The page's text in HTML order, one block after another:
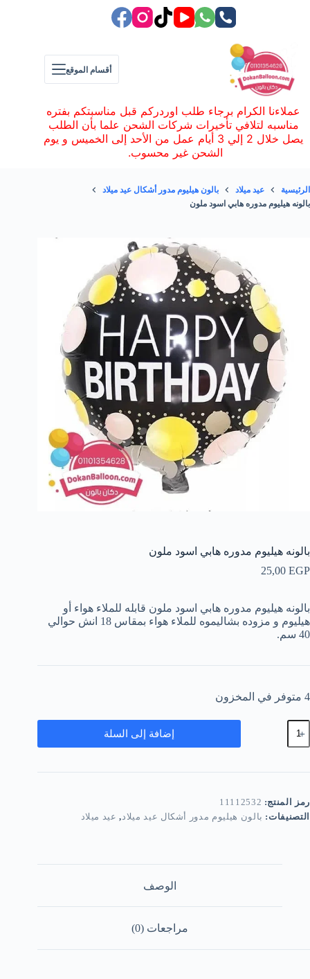
أقسام الموقع
عملاءنا الكرام برجاء طلب اوردركم قبل مناسبتكم بفتره
مناسبه لتلافي تأخيرات شركات الشحن علما بأن الطلب
يصل خلال 2 إلي 3 أيام عمل من الأحد إلى الخميس و يوم
الشحن غير محسوب.
الرئيسية عيد ميلاد
بالون هيليوم مدور أشكال عيد ميلاد
بالونه هيليوم مدوره هابي اسود ملون
بالونه هيليوم مدوره هابي اسود ملون
25,00 EGP
بالونه هيليوم مدوره هابي اسود ملون قابله للملاء هواء أو
هيليوم و مزوده بشاليموه للملاء هواء بمقاس 18 انش حوالي
40 سم.
4 متوفر في المخزون
كمية
بالونه
هيليوم
هابي
ملون
إضافة إلى السلة
رمز المنتج: 11112532
التصنيفات: بالون هيليوم مدور أشكال عيد ميلاد , عيد ميلاد
الوصف
مراجعات (0)